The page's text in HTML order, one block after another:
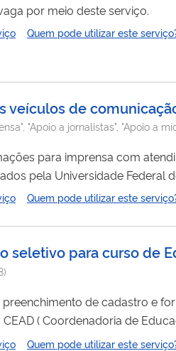
por meio deste serviço.
Quem pode utilizar este
veículos de
"Apoio a jornalistas", "Apoio a
para imprensa com
pela Universidade Federal
Quem pode utilizar este
seletivo para curso de
)
de cadastro e formulário de inscrição
( Coordenadoria de
distância oferecidos pela UFV
Quem pode utilizar este